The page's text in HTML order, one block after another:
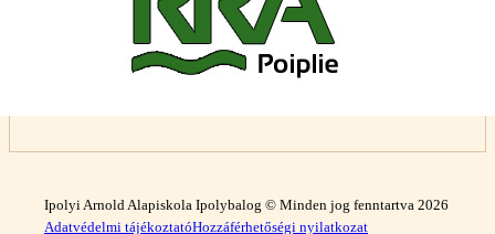
Ipolyi Arnold Alapiskola Ipolybalog © Minden jog fenntartva 2026
Adatvédelmi tájékoztatóHozzáférhetőségi nyilatkozat